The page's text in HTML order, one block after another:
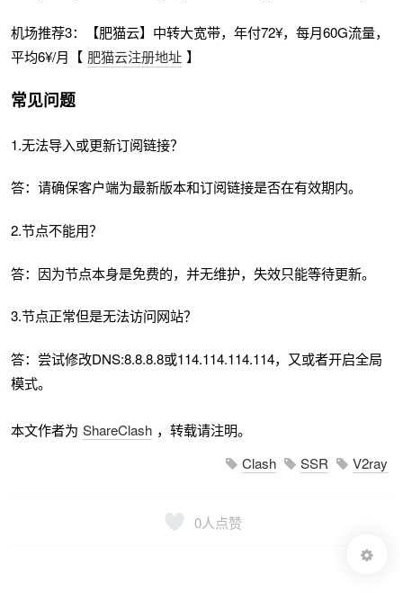
机场推荐3：【肥猫云】中转大宽带，年付72¥，每月60G流量，
平均6¥/月【 肥猫云注册地址 】
常见问题
1.无法导入或更新订阅链接？
答：请确保客户端为最新版本和订阅链接是否在有效期内。
2.节点不能用？
答：因为节点本身是免费的，并无维护，失效只能等待更新。
3.节点正常但是无法访问网站？
答：尝试修改DNS:8.8.8.8或114.114.114.114，又或者开启全局
模式。
本文作者为 ShareClash ，转载请注明。
Clash
SSR V2ray
0人点赞